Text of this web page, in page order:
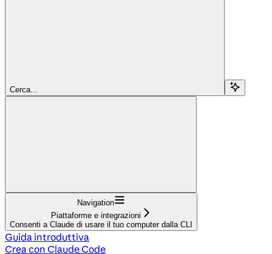
Cerca...
Navigation
Piattaforme e integrazioni
Consenti a Claude di usare il tuo computer dalla CLI
Guida introduttiva
Crea con Claude Code